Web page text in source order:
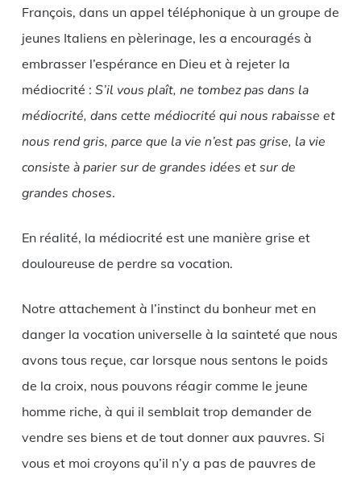
François, dans un appel téléphonique à un groupe de
jeunes Italiens en pèlerinage, les a encouragés à
embrasser l’espérance en Dieu et à rejeter la
médiocrité : S’il vous plaît, ne tombez pas dans la
médiocrité, dans cette médiocrité qui nous rabaisse et
nous rend gris, parce que la vie n’est pas grise, la vie
consiste à parier sur de grandes idées et sur de
grandes choses.
En réalité, la médiocrité est une manière grise et
douloureuse de perdre sa vocation.
Notre attachement à l’instinct du bonheur met en
danger la vocation universelle à la sainteté que nous
avons tous reçue, car lorsque nous sentons le poids
de la croix, nous pouvons réagir comme le jeune
homme riche, à qui il semblait trop demander de
vendre ses biens et de tout donner aux pauvres. Si
vous et moi croyons qu’il n’y a pas de pauvres de